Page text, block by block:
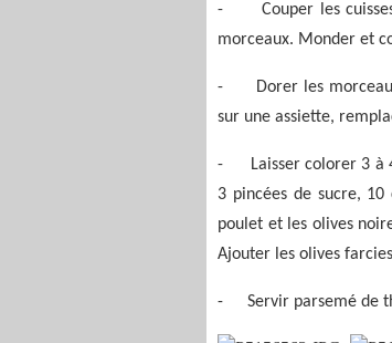
-
Couper les
morceaux. Monder et
-
Dorer les
sur une assiette,
-
Laisser colorer 3
3 pincées de sucre,
poulet et les olives
Ajouter les olives
- Servir parsemé de